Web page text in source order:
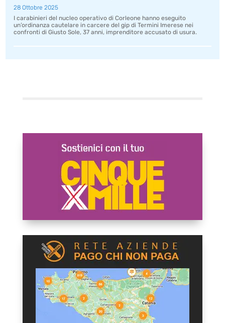
28 Ottobre 2025
I carabinieri del nucleo operativo di Corleone hanno eseguito
un’ordinanza cautelare in carcere del gip di Termini Imerese nei
confronti di Giusto Sole, 37 anni, imprenditore accusato di usura.